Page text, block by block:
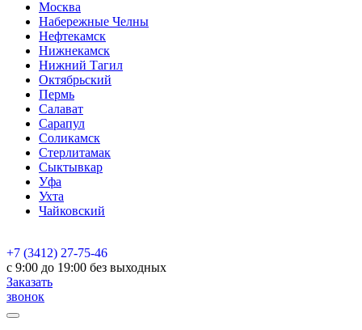
Москва
Набережные Челны
Нефтекамск
Нижнекамск
Нижний Тагил
Октябрьский
Пермь
Салават
Сарапул
Соликамск
Стерлитамак
Сыктывкар
Уфа
Ухта
Чайковский
+7 (3412) 27-75-46
c 9:00 до 19:00 без выходных
Заказать
звонок